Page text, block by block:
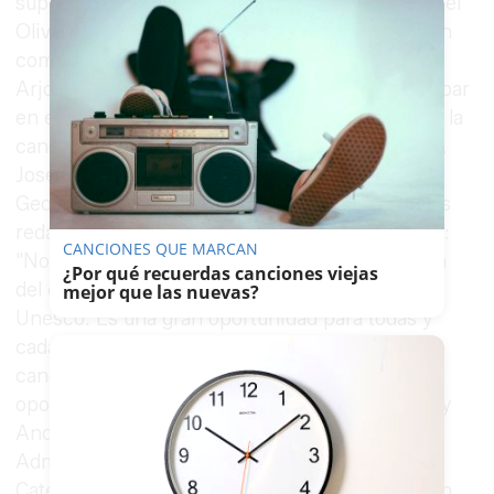
Olivar Andaluz, una parte de la Campiña de Jaén
compuesta por los municipios de Arjona,
Arjonilla, Lopera y Porcuna, se niegue a participar
en ese proyecto de futuro, poniendo en peligro la
candidatura constituida por 14 zonas andaluzas.
José Domingo Sánchez, Catedrático de
Geografia de la Universidad de Jaén y uno de los
redactores del proyecto, no sale de su asombro:
"No creo que haya mejor plataforma de difusión
del olivar andaluz que el reconocimiento de la
Unesco. Es una gran oportunidad para todas y
candidatura. No debemos perder esta gran
oportunidad para el sector olivarero, para Jaén y
Andalucía". Manuel Parras Rosa, es doctor en
Administración y Dirección de empresas, y
CANCIONES QUE MARCAN
¿Por qué recuerdas canciones viejas
mejor que las nuevas?